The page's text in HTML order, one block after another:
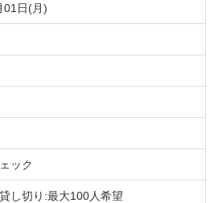
01日(月)
ック
し切り:最大100人希望